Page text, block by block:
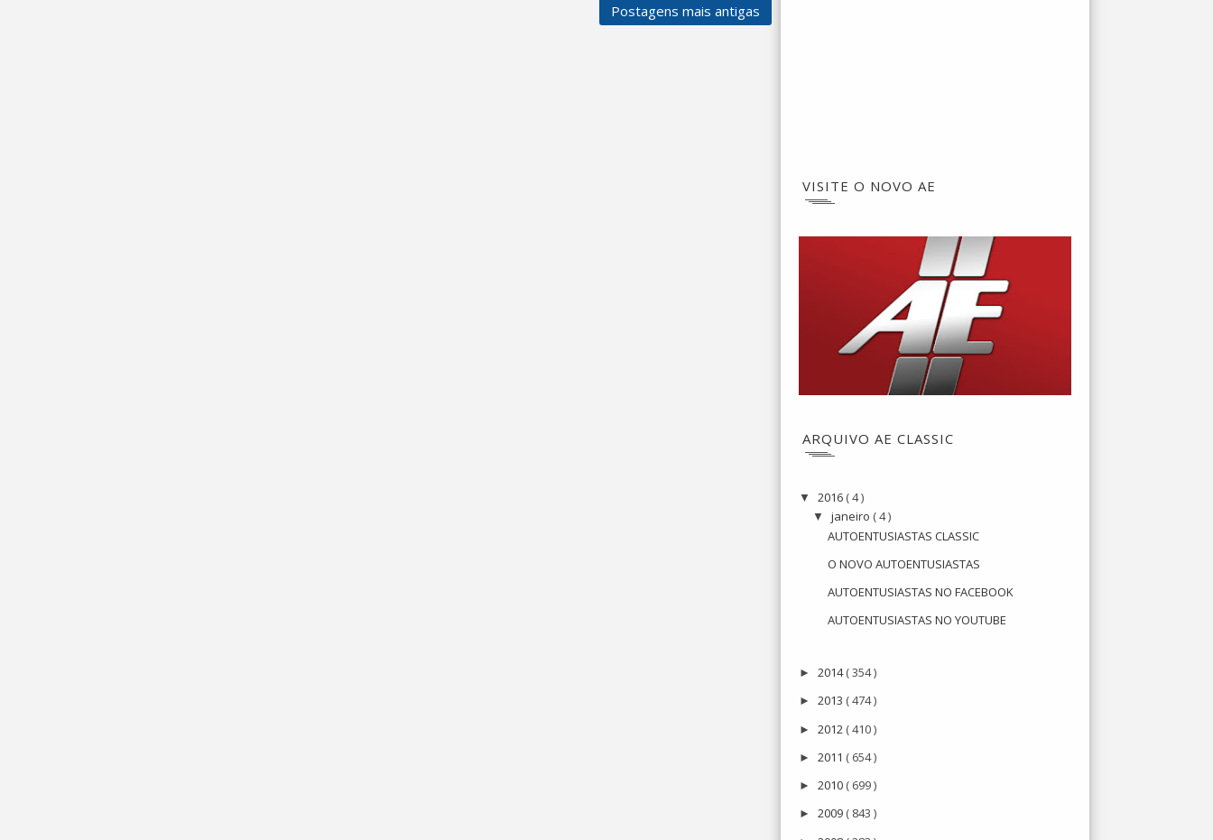
Postagens mais antigas
VISITE O NOVO AE
ARQUIVO AE CLASSIC
▼ 2016 ( 4 )
▼janeiro ( 4 )
AUTOENTUSIASTAS CLASSIC
O NOVO AUTOENTUSIASTAS
AUTOENTUSIASTAS NO FACEBOOK
AUTOENTUSIASTAS NO YOUTUBE
► 2014( 354 )
► 2013 ( 474 )
► 2012 ( 410 )
► 2011 ( 654 )
► 2010 ( 699 )
► 2009 ( 843 )